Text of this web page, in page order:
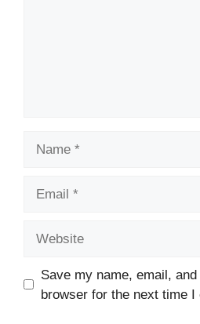
Save my name, email,
browser for the next time I